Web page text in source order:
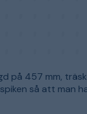
på 457 mm,
så att man